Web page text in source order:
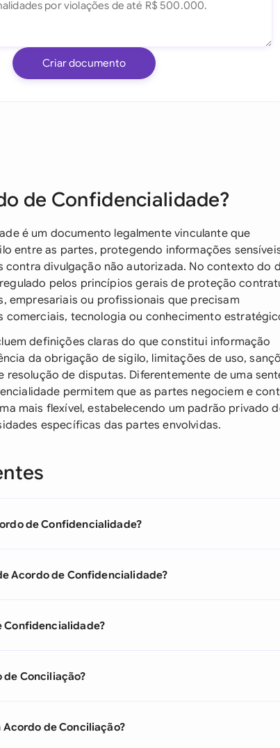
Criar documento
de Confidencialidade?
é um documento legalmente vinculante que
entre as partes, protegendo informações
divulgação não autorizada. No contexto do
pelos princípios gerais de proteção
empresariais ou profissionais que precisam
comerciais, tecnologia ou conhecimento
definições claras do que constitui informação
da obrigação de sigilo, limitações de uso,
resolução de disputas. Diferentemente de uma
permitem que as partes negociem e
mais flexível, estabelecendo um padrão privado
específicas das partes envolvidas.
de Confidencialidade?
Acordo de Confidencialidade?
Confidencialidade?
de Conciliação?
de Conciliação?